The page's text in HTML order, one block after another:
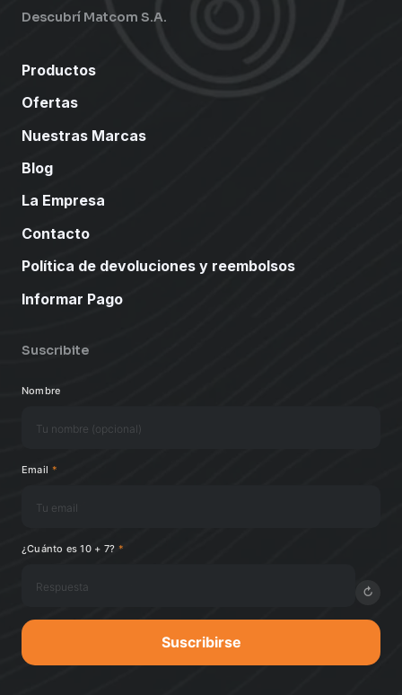
Descubrí Matcom S.A.
Productos
Ofertas
Nuestras Marcas
Blog
La Empresa
Contacto
Política de devoluciones y reembolsos
Informar Pago
Suscribite
Nombre
Email *
¿Cuánto es 10 + 7? *
↻
Suscribirse